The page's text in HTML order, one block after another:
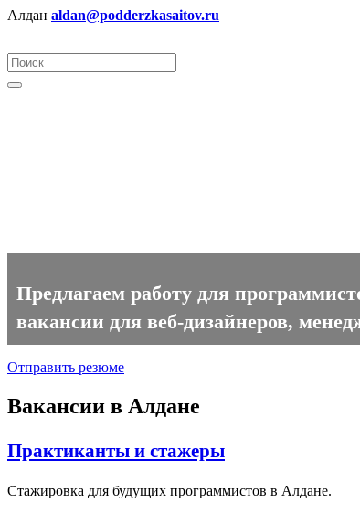
Алдан aldan@podderzkasaitov.ru
Предлагаем работу для
вакансии для веб-дизайнеров,
Отправить резюме
Вакансии в Алдане
Практиканты и стажеры
Стажировка для будущих программистов в Алдане.